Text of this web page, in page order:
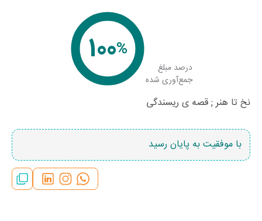
درصد مبلغ
جمع‌آوری شده
%
100
نخ تا هنر ; قصه ی ریسندگی
با موفقیت به پایان رسید